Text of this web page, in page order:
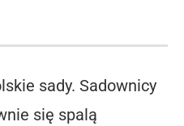
sady. Sadownicy
się spalą